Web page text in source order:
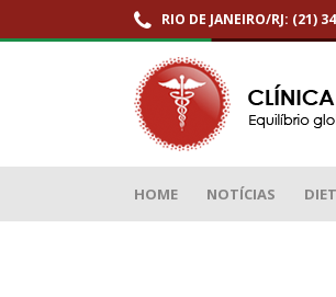
RIO DE JANEIRO/RJ: (21)
Dieta cetogênica para o emagrecimento:
HOME NOTÍCIAS